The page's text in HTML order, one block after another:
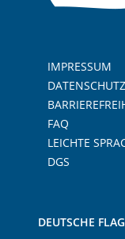
IMPRESSUM
DATENSCHUTZ
FAQ
LEICHTE
DGS
DEUTSCHE